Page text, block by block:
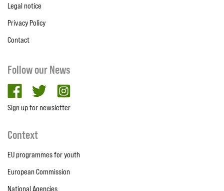
Legal notice
Privacy Policy
Contact
Follow our News
facebooktwitter
Sign up for newsletter
Context
EU programmes for youth
European Commission
National Agencies